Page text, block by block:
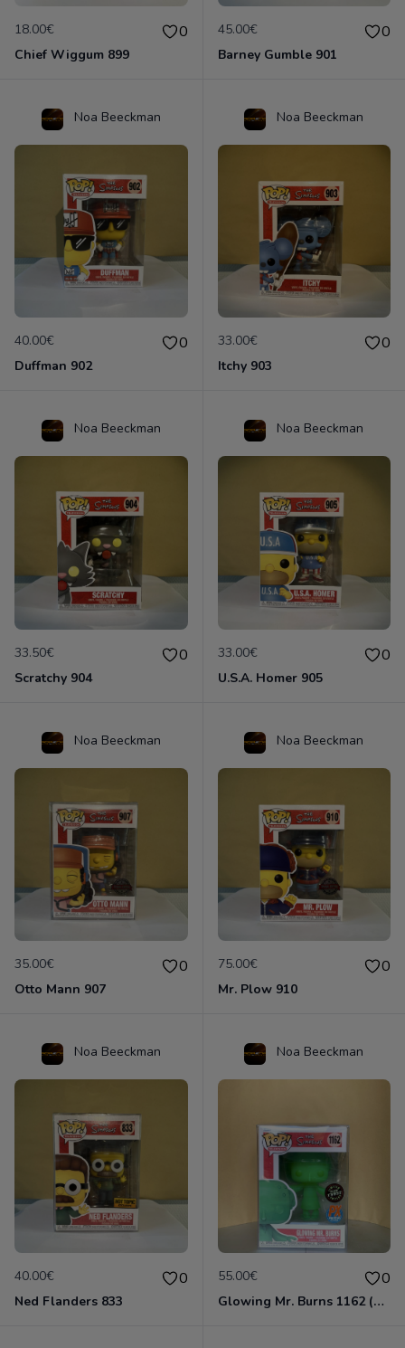
18.00€ 0
Chief Wiggum 899
45.00€ 0
Barney Gumble 901
Noa Beeckman
40.00€ 0
Duffman 902
Noa Beeckman
33.00€ 0
Itchy 903
Noa Beeckman
33.50€ 0
Scratchy 904
Noa Beeckman
33.00€ 0
U.S.A. Homer 905
Noa Beeckman
35.00€ 0
Otto Mann 907
Noa Beeckman
75.00€ 0
Mr. Plow 910
Noa Beeckman
40.00€ 0
Ned Flanders 833
Noa Beeckman
55.00€ 0
Glowing Mr. Burns 1162 (Chase Edition)